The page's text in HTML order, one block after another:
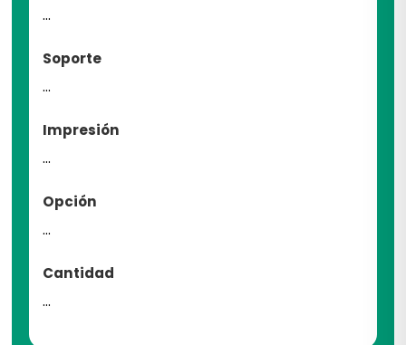
...
Soporte
...
Impresión
...
Opción
...
Cantidad
...